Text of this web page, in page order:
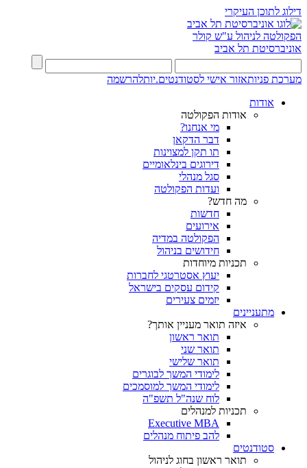
דילוג לתוכן העיקרי
הפקולטה לניהול ע"ש קולר
אוניברסיטת תל אביב
מערכת פניותאזור אישי לסטודנטים.יותלהרשמה
אודות
אודות הפקולטה
מי אנחנו?
דבר הדקאן
תו תקן למצוינות
דירוגים בינלאומיים
סגל מנהלי
ועדות הפקולטה
מה חדש?
חדשות
אירועים
הפקולטה במדיה
חידושים בניהול
תכניות מיוחדות
יעוץ אסטרטגי לחברות
קידום עסקים בישראל
יזמים צעירים
מתעניינים
איזה תואר מעניין אותך?
תואר ראשון
תואר שני
תואר שלישי
לימודי המשך לבוגרים
לימודי המשך למוסמכים
לוח שנה"ל תשפ"ה
תכניות למנהלים
Executive MBA
להב פיתוח מנהלים
סטודנטים
תואר ראשון בחוג לניהול